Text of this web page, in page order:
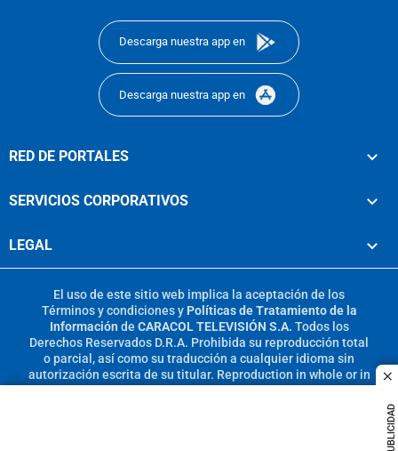
PUBLICIDAD
Descarga nuestra app en
Descarga nuestra app en
RED DE PORTALES
SERVICIOS CORPORATIVOS
LEGAL
El uso de este sitio web implica la aceptación de los
Términos y condicionesy Políticas de Tratamiento de la
Información de CARACOL TELEVISIÓN S.A. Todos los
Derechos Reservados D.R.A. Prohibida su reproducción total
o parcial, así como su traducción a cualquier idioma sin
autorización escrita de su titular. Reproduction in whole or in